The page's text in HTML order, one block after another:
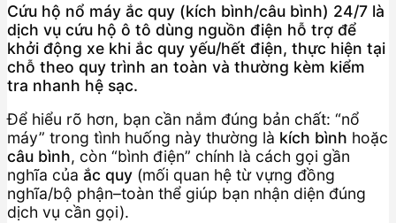
Cứu hộ nổ máy ắc quy (kích bình/câu bình) 24/7 là
dịch vụ cứu hộ ô tô dùng nguồn điện hỗ trợ để
khởi động xe khi ắc quy yếu/hết điện, thực hiện tại
chỗ theo quy trình an toàn và thường kèm kiểm
tra nhanh hệ sạc.
Để hiểu rõ hơn, bạn cần nắm đúng bản chất: “nổ
máy” trong tình huống này thường là kích bình hoặc
câu bình, còn “bình điện” chính là cách gọi gần
nghĩa của ắc quy (mối quan hệ từ vựng đồng
nghĩa/bộ phận–toàn thể giúp bạn nhận diện đúng
dịch vụ cần gọi).